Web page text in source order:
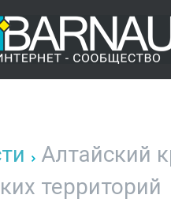
Алтайский
территорий